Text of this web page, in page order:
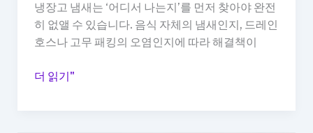
방
법
이
다
냉장고 냄새는 ‘어디서 나는지’를 먼저 찾아야 완전
히 없앨 수 있습니다. 음식 자체의 냄새인지, 드레인
호스나 고무 패킹의 오염인지에 따라 해결책이
냉
더 읽기"